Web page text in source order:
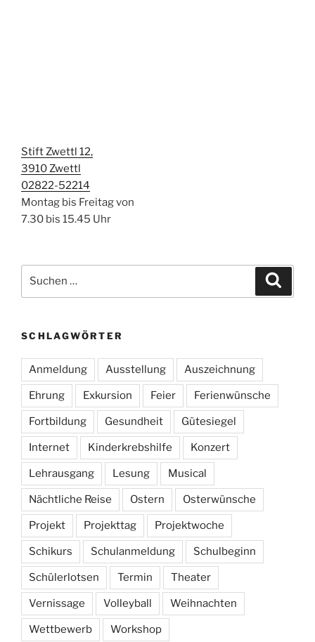
Stift Zwettl 12,
3910 Zwettl
02822-52214
Montag bis Freitag von
7.30 bis 15.45 Uhr
nach:
SCHLAGWÖRTER
Anmeldung Ausstellung Auszeichnung
Ehrung Exkursion Feier Ferienwünsche
Fortbildung Gesundheit Gütesiegel
Internet Kinderkrebshilfe Konzert
Lehrausgang Lesung Musical
Nächtliche Reise Ostern Osterwünsche
Projekt Projekttag Projektwoche
Schikurs Schulanmeldung Schulbeginn
Schülerlotsen Termin Theater
Vernissage Volleyball Weihnachten
Wettbewerb Workshop